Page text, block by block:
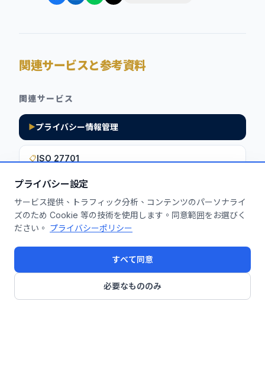
プライバシー設定
サービス提供、トラフィック分析、コンテンツのパーソナライ
ズのため Cookie 等の技術を使用します。同意範囲をお選びく
ださい。 プライバシーポリシー
すべて同意
必要なもののみ
関連サービスと参考資料
関連サービス
▶プライバシー情報管理
📋ISO 27701
このインサイトを貴社に活用しません
か？
無料診断を申し込む